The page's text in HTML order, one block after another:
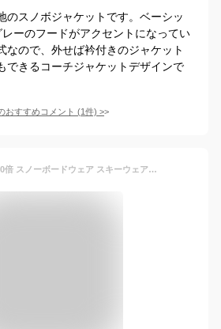
のスノボジャケットです。ベーシッ
ーのフードがアクセントになってい
なので、外せば衿付きのジャケット
できるコーチジャケットデザインで
おすすめコメント (1件) >
全品エントリーP10倍 スノーボードウェア スキーウェア 上下セット レディース パンツ ジャケット ボード ウェア スノボ ウェア ウェア スノー ウェア ウエア おしゃれ かわいい 上 下 スノーボード スキー アウトドア 中綿 撥水 防風 防寒 着 PISET-46PJB_ICE 【LDY】